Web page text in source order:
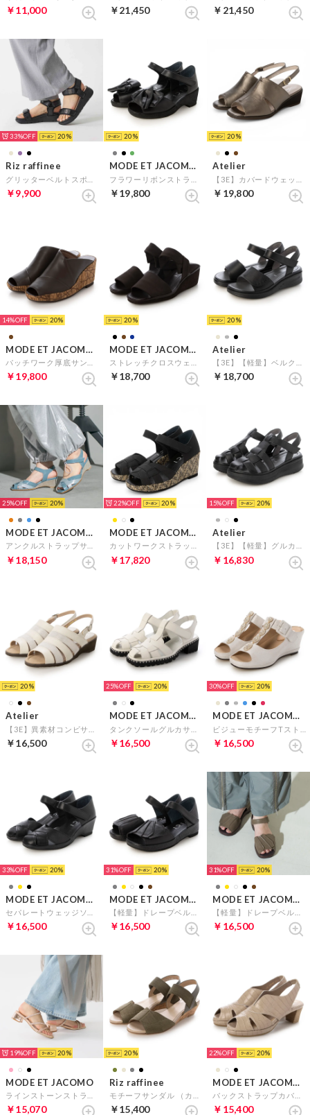
￥11,000 ￥21,450 ￥21,450
33% 20
Riz raffinee
￥9,900
20
MODE ET JACOMO D'ICI
￥19,800
20
Atelier
￥19,800
14% 20
MODE ET JACOMO D'ICI
￥19,800
20
MODE ET JACOMO D'ICI
￥18,700
20
Atelier
￥18,700
25% 20
MODE ET JACOMO D'ICI
￥18,150
22% 20
MODE ET JACOMO D'ICI
￥17,820
15% 20
Atelier
￥16,830
20
Atelier
￥16,500
25% 20
MODE ET JACOMO D'ICI
￥16,500
30% 20
MODE ET JACOMO D'ICI
￥16,500
33% 20
MODE ET JACOMO D'ICI
￥16,500
31% 20
MODE ET JACOMO D'ICI
￥16,500
31% 20
MODE ET JACOMO D'ICI
￥16,500
19% 20
MODE ET JACOMO
￥15,070
20
Riz raffinee
￥15,400
22% 20
MODE ET JACOMO D'ICI
￥15,400